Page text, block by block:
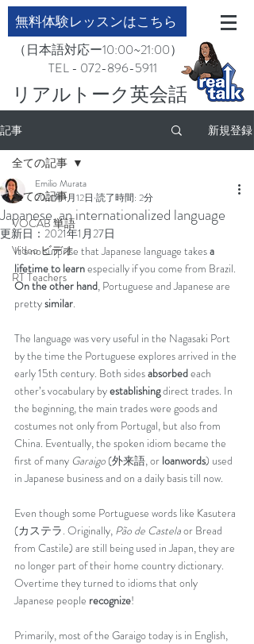
無料体験レッスンはこちら
（日本語対応ー10:00~21:00）
TEL - 072-896-5911
​リアルトーク英会話
記事 新規登録
全ての記事
VOCAB 単語
Video ビデオ
RT Teachers
全ての記事
Japanese, an internationalized language
Emilio Murata
2021年1月12日 読了時間: 2分
更新日： 2021年1月27日
It’s no surprise that Japanese language takes a
lifetime to learn especially if you come from Brazil.
On the other hand, Portuguese and Japanese are
pretty similar.
The language was very useful in the Nagasaki Port
by the time the Portuguese explores arrived in the
early 15th century. Both sides absorbed each
other’s vocabulary by establishing direct trades. In
the beginning, the main trades were goods and
costumes not only from Portugal, but also from
China. Eventually, the spoken idiom became the
first of many Garaigo (外来語, or loanwords) used
in Japanese business and on a daily basis till now.
Even though some Portuguese words like Kasutera
(カステラ. Originally, Pão de Castela or Bread
from Castile) are still being used in Japan, they are
no longer part of their home country dictionary.
Overtime they turned to idioms that only
Japanese people recognize!
Primarily, most of the Garaigo today is in English,